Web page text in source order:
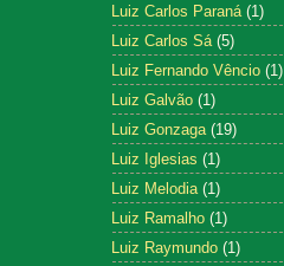
Luiz Carlos Paraná (1)
Luiz Carlos Sá (5)
Luiz Fernando Vêncio (1)
Luiz Galvão (1)
Luiz Gonzaga (19)
Luiz Iglesias (1)
Luiz Melodia (1)
Luiz Ramalho (1)
Luiz Raymundo (1)